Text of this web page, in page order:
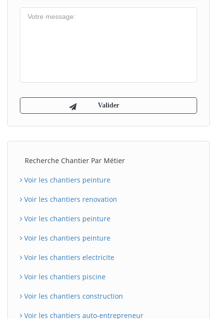
Recherche Chantier Par Métier
Voir les chantiers peinture
Voir les chantiers renovation
Voir les chantiers peinture
Voir les chantiers peinture
Voir les chantiers electricite
Voir les chantiers piscine
Voir les chantiers construction
Voir les chantiers auto-entrepreneur